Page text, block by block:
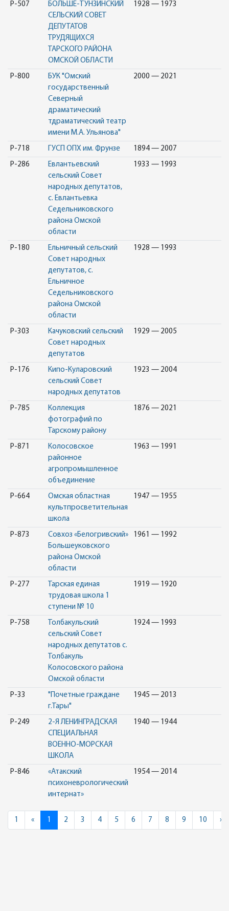
Р-507
БОЛЬШЕ-ТУНЗИНСКИЙ
СЕЛЬСКИЙ СОВЕТ
ДЕПУТАТОВ
ТРУДЯЩИХСЯ
ТАРСКОГО РАЙОНА
ОМСКОЙ ОБЛАСТИ
1928 — 1973
Р-800
БУК "Омский
государственный
Северный
драматический
тдраматический театр
имени М.А. Ульянова"
2000 — 2021
Р-718 ГУСП ОПХ им. Фрунзе 1894 — 2007
Р-286
Евлантьевский
сельский Совет
народных депутатов,
с. Евлантьевка
Седельниковского
района Омской
области
1933 — 1993
Р-180
Ельничный сельский
Совет народных
депутатов, с.
Ельничное
Седельниковского
района Омской
области
1928 — 1993
Р-303
Качуковский сельский
Совет народных
депутатов
1929 — 2005
Р-176
Кипо-Куларовский
сельский Совет
народных депутатов
1923 — 2004
Р-785
Коллекция
фотографий по
Тарскому району
1876 — 2021
Р-871
Колосовское
районное
агропромышленное
объединение
1963 — 1991
Р-664
Омская областная
культпросветительная
школа
1947 — 1955
Р-873
Совхоз «Белогривский»
Большеуковского
района Омской
области
1961 — 1992
Р-277
Тарская единая
трудовая школа 1
ступени № 10
1919 — 1920
Р-758
Толбакульский
сельский Совет
народных депутатов с.
Толбакуль
Колосовского района
Омской области
1924 — 1993
Р-33
"Почетные граждане
г.Тары"
1945 — 2013
Р-249
2-Я ЛЕНИНГРАДСКАЯ
СПЕЦИАЛЬНАЯ
ВОЕННО-МОРСКАЯ
ШКОЛА
1940 — 1944
Р-846
«Атакский
психоневрологический
интернат»
1954 — 2014
1 «Previous
1 2 3 4 5 6 7 8 9 10 »